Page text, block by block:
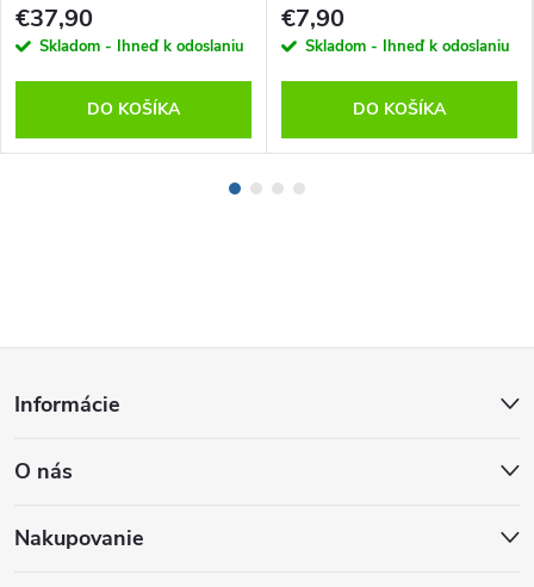
€37,90
Skladom - Ihneď k odoslaniu
DO KOŠÍKA
€7,90
Skladom - Ihneď k odoslaniu
DO KOŠÍKA
p
ä
Informácie
O nás
Nakupovanie